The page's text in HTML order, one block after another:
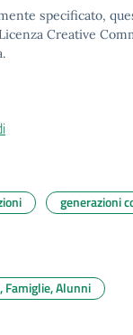
specificato,
Creative
generazioni
Famiglie, Alunni